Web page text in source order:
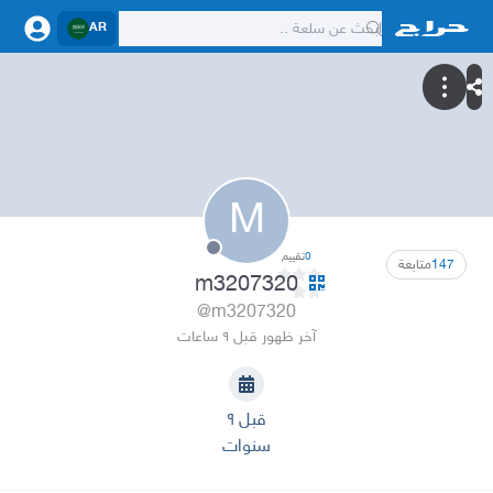
AR
M
147متابعة 0تقييم
m3207320
@m3207320
آخر ظهور قبل ٩ ساعات
قبل ٩
سنوات